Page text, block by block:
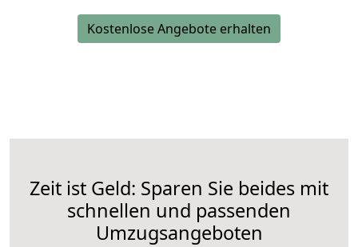
Kostenlose Angebote erhalten
Zeit ist Geld: Sparen Sie beides mit
schnellen und passenden
Umzugsangeboten